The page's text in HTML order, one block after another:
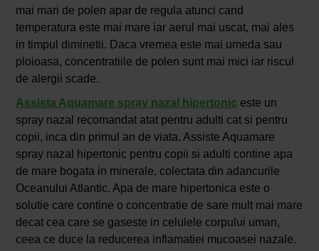
mai mari de polen apar de regula atunci cand
temperatura este mai mare iar aerul mai uscat, mai ales
in timpul diminetii. Daca vremea este mai umeda sau
ploioasa, concentratiile de polen sunt mai mici iar riscul
de alergii scade.
Assista Aquamare spray nazal hipertonic este un
spray nazal recomandat atat pentru adulti cat si pentru
copii, inca din primul an de viata. Assiste Aquamare
spray nazal hipertonic pentru copii si adulti contine apa
de mare bogata in minerale, colectata din adancurile
Oceanului Atlantic. Apa de mare hipertonica este o
solutie care contine o concentratie de sare mult mai mare
decat cea care se gaseste in celulele corpului uman,
ceea ce duce la reducerea inflamatiei mucoasei nazale.